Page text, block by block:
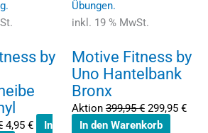
by
4,95 €
In
inkl. 19 % MwSt.
Motive Fitness by
Uno Hantelbank
Bronx
Aktion399,95€ 299,95 €
In den Warenkorb